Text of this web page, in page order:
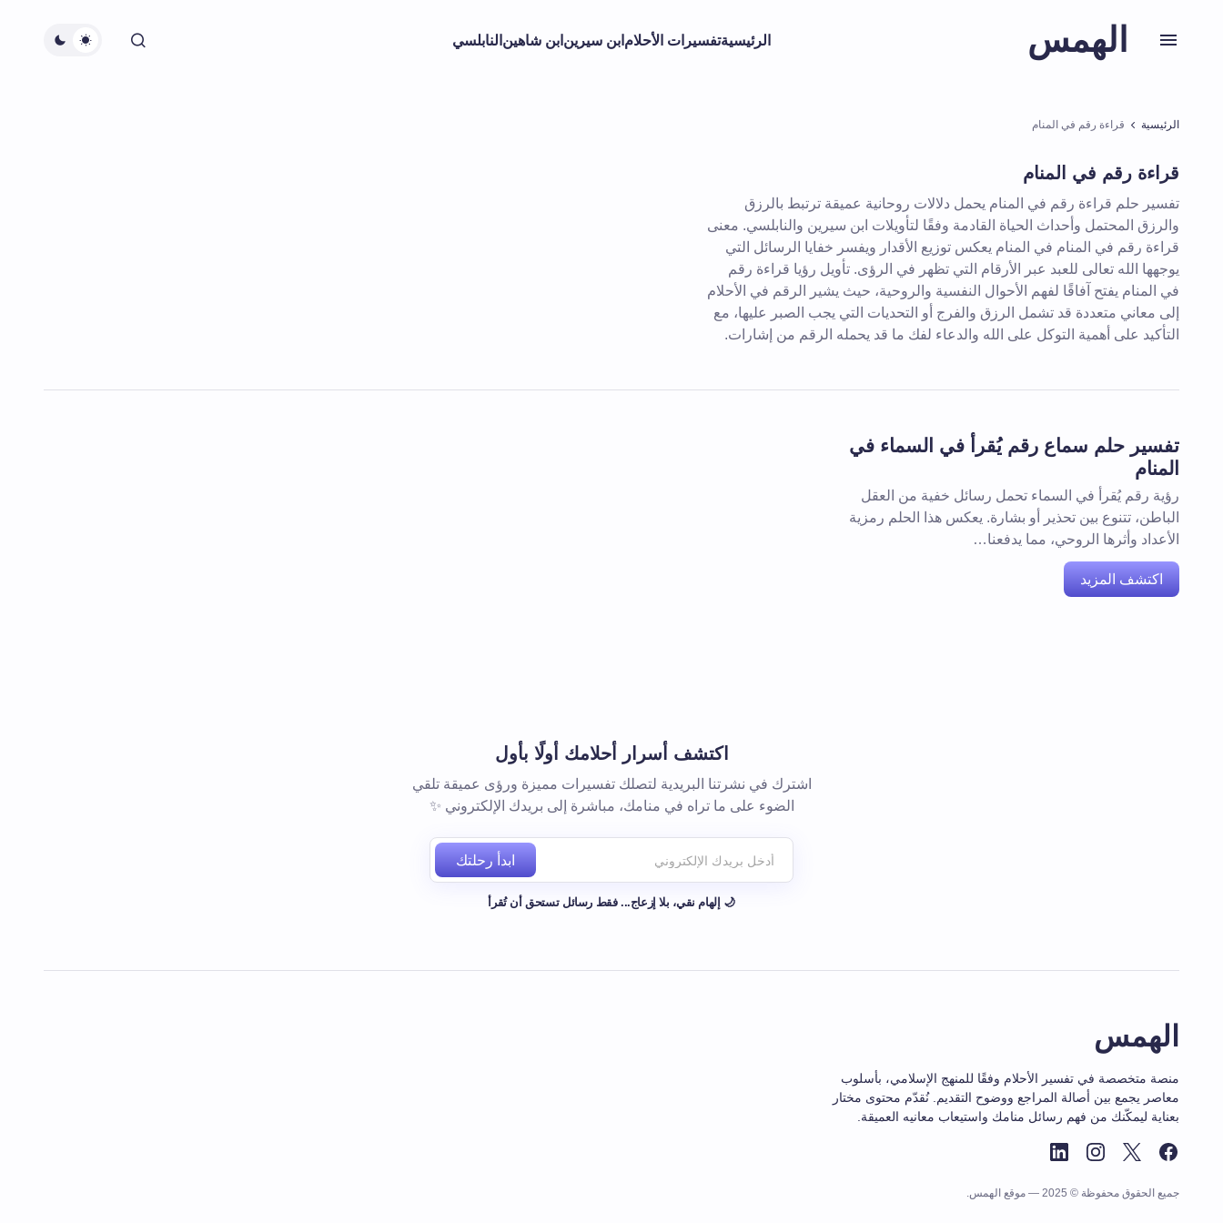
الهمس الرئيسيةتفسيرات الأحلام ابن سيرين ابن شاهين النابلسي
الرئيسية قراءة رقم في المنام
قراءة رقم في المنام
تفسير حلم قراءة رقم في المنام يحمل دلالات روحانية عميقة ترتبط بالرزق
والرزق المحتمل وأحداث الحياة القادمة وفقًا لتأويلات ابن سيرين والنابلسي. معنى
قراءة رقم في المنام في المنام يعكس توزيع الأقدار ويفسر خفايا الرسائل التي
يوجهها الله تعالى للعبد عبر الأرقام التي تظهر في الرؤى. تأويل رؤيا قراءة رقم
في المنام يفتح آفاقًا لفهم الأحوال النفسية والروحية، حيث يشير الرقم في الأحلام
إلى معاني متعددة قد تشمل الرزق والفرج أو التحديات التي يجب الصبر عليها، مع
التأكيد على أهمية التوكل على الله والدعاء لفك ما قد يحمله الرقم من إشارات.
تفسير حلم سماع رقم يُقرأ في السماء في
المنام
رؤية رقم يُقرأ في السماء تحمل رسائل خفية من العقل
الباطن، تتنوع بين تحذير أو بشارة. يعكس هذا الحلم رمزية
الأعداد وأثرها الروحي، مما يدفعنا…
اكتشف المزيد
اكتشف أسرار أحلامك أولًا بأول
اشترك في نشرتنا البريدية لتصلك تفسيرات مميزة ورؤى عميقة تلقي
الضوء على ما تراه في منامك، مباشرة إلى بريدك الإلكتروني ✨
ابدأ رحلتك
🌙 إلهام نقي، بلا إزعاج... فقط رسائل تستحق أن تُقرأ
الهمس
منصة متخصصة في تفسير الأحلام وفقًا للمنهج الإسلامي، بأسلوب
معاصر يجمع بين أصالة المراجع ووضوح التقديم. نُقدّم محتوى مختار
بعناية ليمكّنك من فهم رسائل منامك واستيعاب معانيه العميقة.
جميع الحقوق محفوظة © 2025 — موقع الهمس.